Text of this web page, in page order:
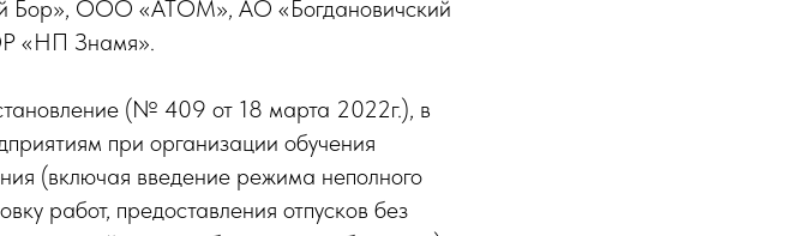
Бор», ООО «АТОМ», АО «Богдановичский
«НП Знамя».
(№ 409 от 18 марта 2022г.), в
при организации обучения
(включая введение режима неполного
работ, предоставления отпусков без